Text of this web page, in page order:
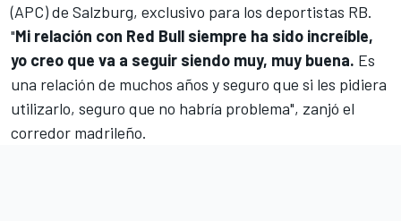
(APC) de Salzburg, exclusivo para los deportistas RB.
"Mi relación con Red Bull siempre ha sido increíble,
yo creo que va a seguir siendo muy, muy buena. Es
una relación de muchos años y seguro que si les pidiera
utilizarlo, seguro que no habría problema", zanjó el
corredor madrileño.